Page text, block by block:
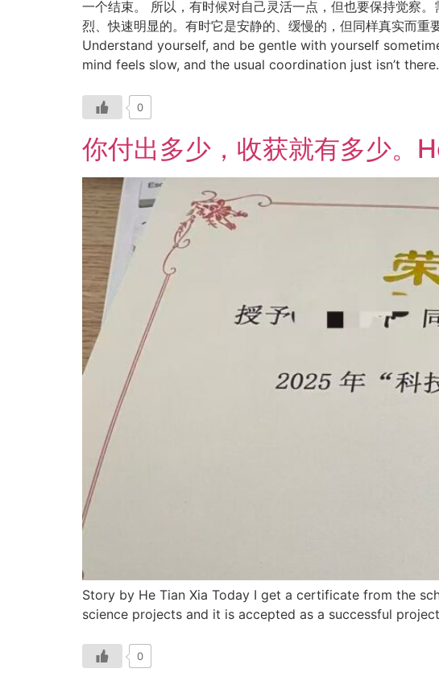
一个结束。 所以，有时候对自己灵活一点，但也要保持觉察
烈、快速明显的。有时它是安静的、缓慢的，但同样真实而
Understand yourself, and be gentle with yourself
mind feels slow, and the usual coordination just isn’t
0
你付出多少，收获就有多少
Story by He Tian Xia Today I get a certificate from the
science projects and it is accepted as a successful
0